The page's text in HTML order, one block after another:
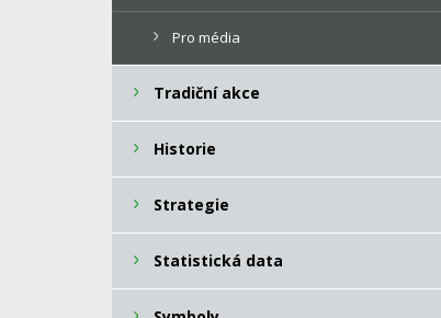
Pro média
Tradiční akce
Historie
Strategie
Statistická data